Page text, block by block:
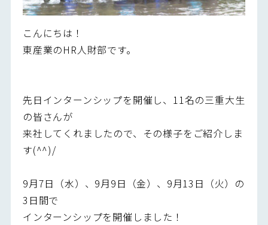
こんにちは！
東産業のHR人財部です。
先日インターンシップを開催し、11名の三重大生
の皆さんが
来社してくれましたので、その様子をご紹介しま
す(^^)/
9月7日（水）、9月9日（金）、9月13日（火）の
3日間で
インターンシップを開催しました！